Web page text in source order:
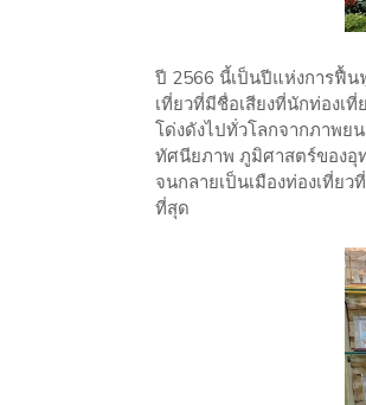
ปี 2566 นี้เป็นปีแห่งการฟื้น
เที่ยวที่มีชื่อเสียงที่นักท่องเ
โด่งดังไปทั่วโลกจากภาพยน
ทัศนียภาพ ภูมิศาสตร์ของอุท
จนกลายเป็นเมืองท่องเที่ย
ที่สุด